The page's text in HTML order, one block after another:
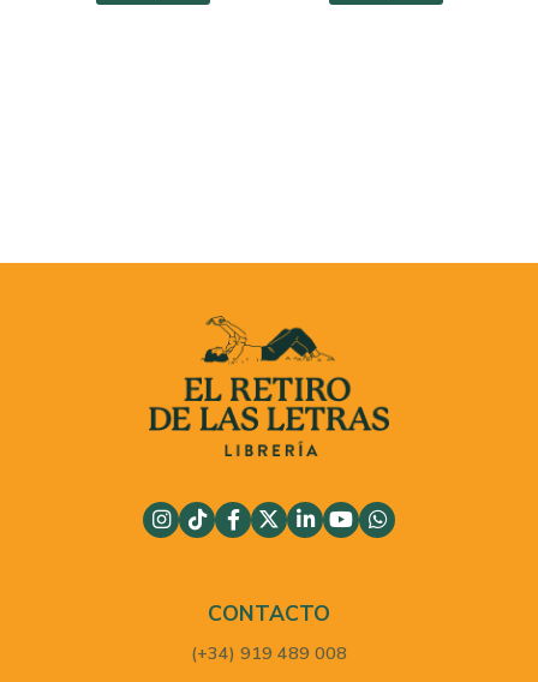
CONTACTO
(+34) 919 489 008